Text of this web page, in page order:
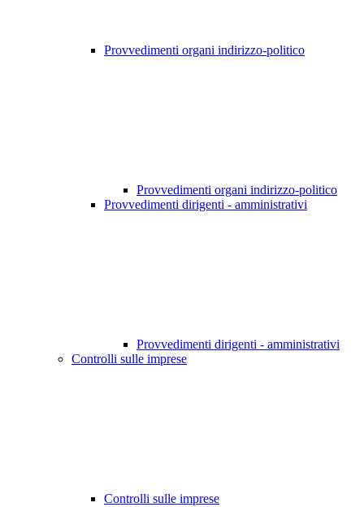
Provvedimenti organi indirizzo-politico
Provvedimenti organi indirizzo-politico
Provvedimenti dirigenti - amministrativi
Provvedimenti dirigenti - amministrativi
Controlli sulle imprese
Controlli sulle imprese